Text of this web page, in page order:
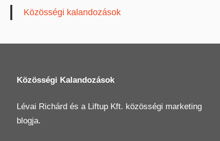
Közösségi kalandozások
Közösségi Kalandozások
Lévai Richárd és a Liftup Kft. közösségi marketing
blogja.